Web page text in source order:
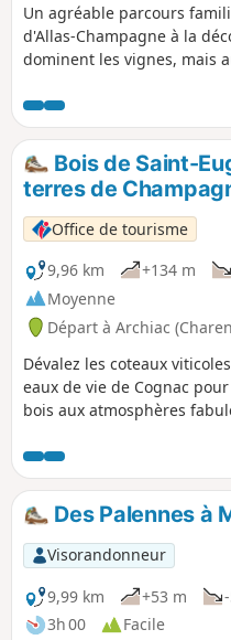
Un agréable parcours
d'Allas-Champagne à la
dominent les vignes, mais
C'est également l'occasion
patrimoine bâti.
Bois de Saint-
terres de
Office de tourisme
9,96 km
+134 m
Moyenne
Départ à Archiac
Dévalez les coteaux
eaux de vie de Cognac
bois aux atmosphères
Né, offre un panorama
Des Palennes à
Visorandonneur
9,99 km
+53 m
3h 00
Facile